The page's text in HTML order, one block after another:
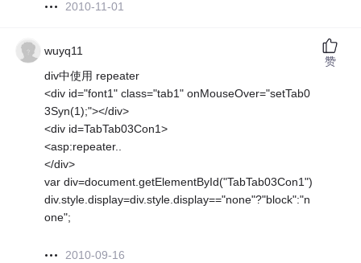
2010-11-01
wuyq11
div中使用 repeater
<div id="font1" class="tab1" onMouseOver="setTab0
3Syn(1);"></div>
<div id=TabTab03Con1>
<asp:repeater..
</div>
var div=document.getElementById("TabTab03Con1")
div.style.display=div.style.display=="none"?"block":"n
one";
2010-09-16
赞